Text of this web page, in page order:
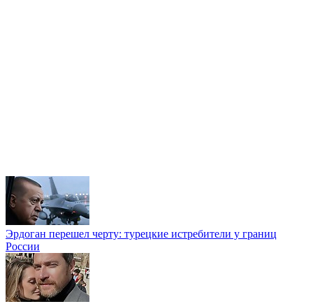
Эрдоган перешел черту: турецкие истребители у границ
России